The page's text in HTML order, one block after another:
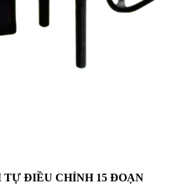
TỰ ĐIỀU CHỈNH 15 ĐOẠN